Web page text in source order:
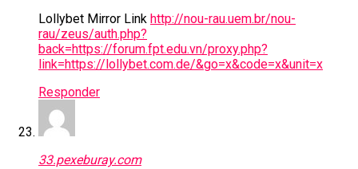
Lollybet Mirror Link http://nou-rau.uem.br/nou-
rau/zeus/auth.php?
back=https://forum.fpt.edu.vn/proxy.php?
link=https://lollybet.com.de/&go=x&code=x&unit=x
Responder
33.pexeburay.com